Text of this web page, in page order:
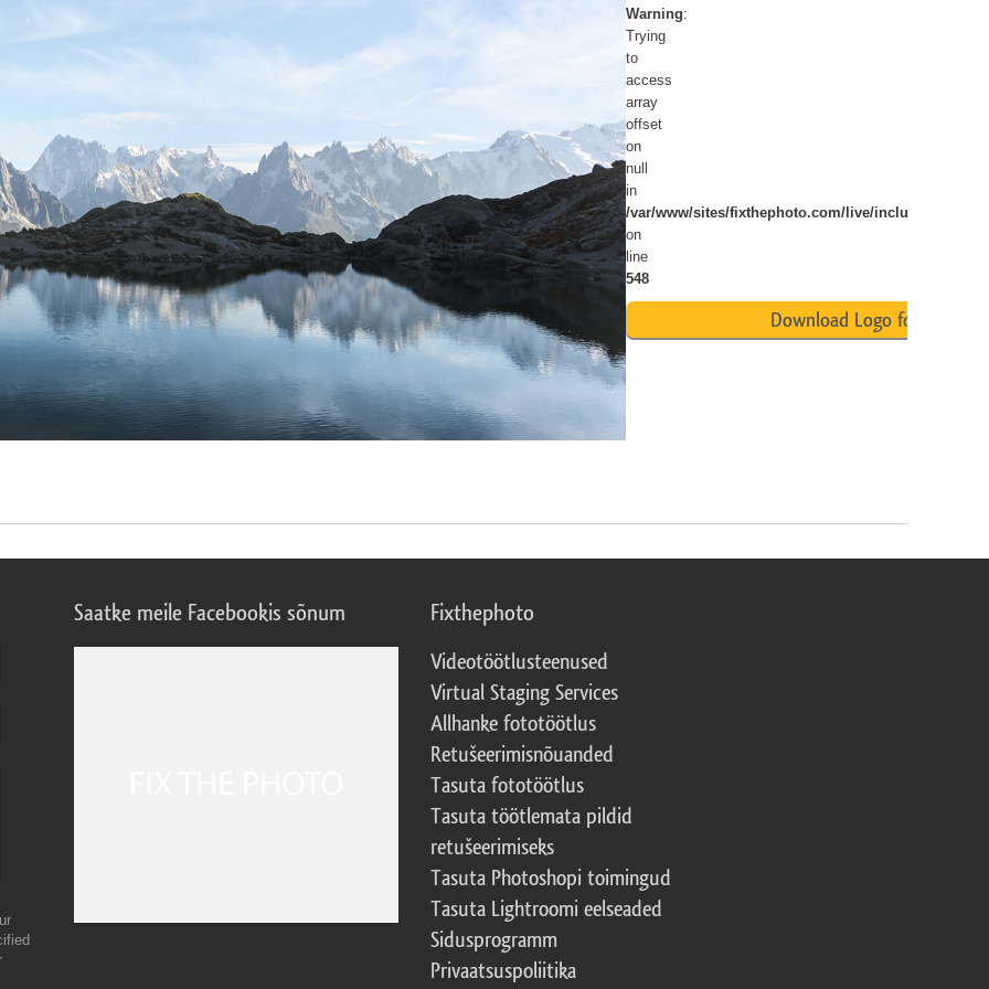
fototöötlus Video Editing Services
Warning:
Trying
to
access
array
offset
on
null
in
/var/www/sites/fixthephoto.com/live/includes/
on
line
548
Download Logo for Free
Saatke meile Facebookis sõnum Fixthephoto
Videotöötlusteenused
Virtual Staging Services
Allhanke fototöötlus
Retušeerimisnõuanded
Tasuta fototöötlus
Tasuta töötlemata pildid
retušeerimiseks
Tasuta Photoshopi toimingud
Tasuta Lightroomi eelseaded
Sidusprogramm
Privaatsuspoliitika